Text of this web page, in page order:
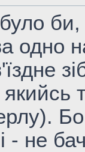
би,
одно
якийсь
- не